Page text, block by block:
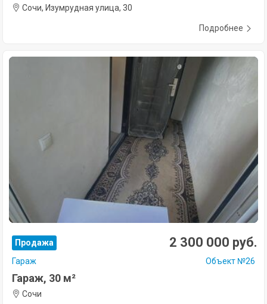
Сочи, Изумрудная улица, 30
Подробнее
Продажа 2 300 000 руб.
Гараж Объект №26
Гараж, 30 м²
Сочи